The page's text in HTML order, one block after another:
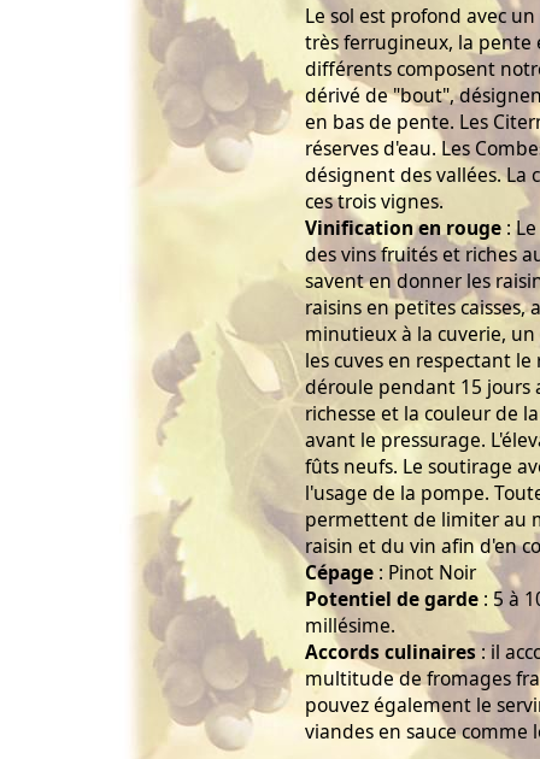
Le sol est profond avec
très ferrugineux, la pente
différents composent
dérivé de "bout",
en bas de pente. Les
réserves d'eau. Les
désignent des vallées. La
ces trois vignes.
Vinification en rouge :
des vins fruités et riches
savent en donner les
raisins en petites
minutieux à la cuverie,
les cuves en respectant
déroule pendant 15 jours
richesse et la couleur de
avant le pressurage.
fûts neufs. Le soutirage
l'usage de la pompe.
permettent de limiter au
raisin et du vin afin d'en
Cépage : Pinot Noir
Potentiel de garde : 5 à
millésime.
Accords culinaires : il
multitude de fromages
pouvez également le
viandes en sauce comme